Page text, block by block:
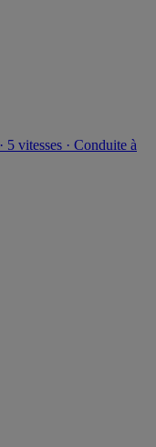
5 vitesses · Conduite à